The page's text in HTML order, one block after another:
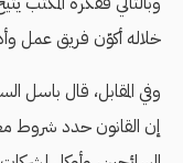
خلاله أكوّن فريق عمل
وفي المقابل، قال باسل
إن القانون حدد شروط